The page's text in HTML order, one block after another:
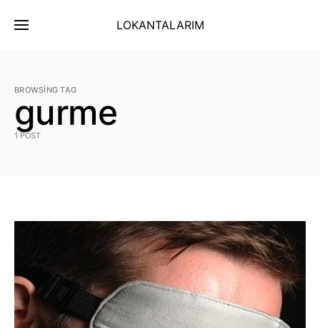
LOKANTALARIM
BROWSING TAG
gurme
1 POST